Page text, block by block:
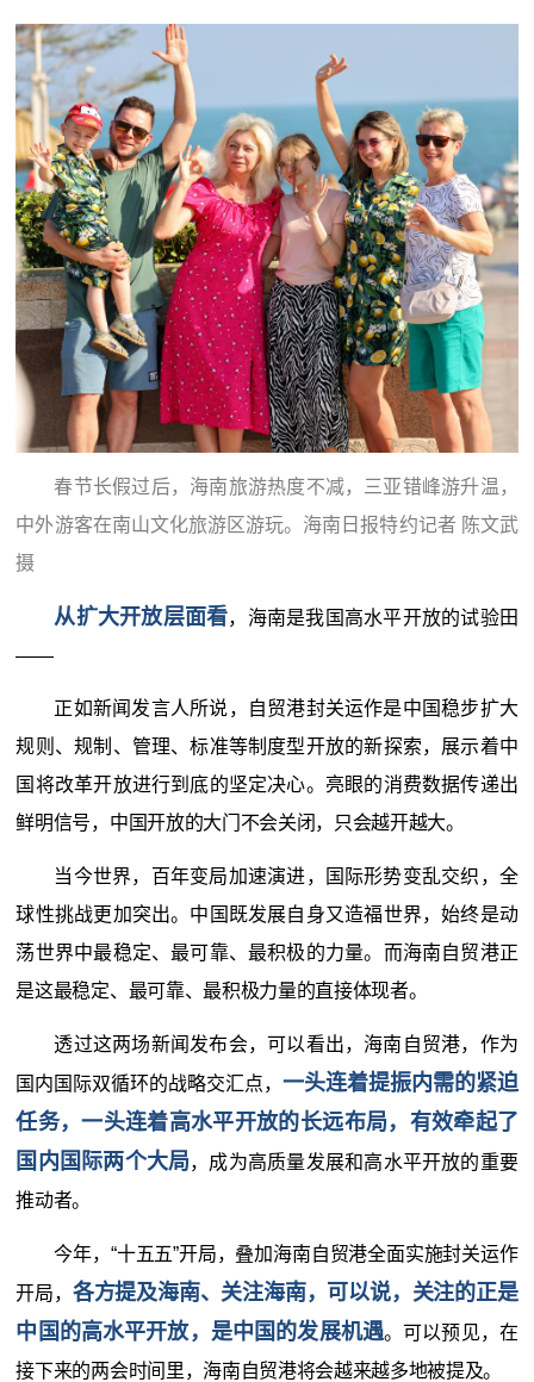
春节长假过后，海南旅游热度不减，三亚错峰游升温，
中外游客在南山文化旅游区游玩。海南日报特约记者 陈文武
摄
从扩大开放层面看，海南是我国高水平开放的试验田
——
正如新闻发言人所说，自贸港封关运作是中国稳步扩大
规则、规制、管理、标准等制度型开放的新探索，展示着中
国将改革开放进行到底的坚定决心。亮眼的消费数据传递出
鲜明信号，中国开放的大门不会关闭，只会越开越大。
当今世界，百年变局加速演进，国际形势变乱交织，全
球性挑战更加突出。中国既发展自身又造福世界，始终是动
荡世界中最稳定、最可靠、最积极的力量。而海南自贸港正
是这最稳定、最可靠、最积极力量的直接体现者。
透过这两场新闻发布会，可以看出，海南自贸港，作为
国内国际双循环的战略交汇点，一头连着提振内需的紧迫
任务，一头连着高水平开放的长远布局，有效牵起了
国内国际两个大局，成为高质量发展和高水平开放的重要
推动者。
今年，“十五五”开局，叠加海南自贸港全面实施封关运作
开局， 各方提及海南、关注海南，可以说，关注的正是
中国的高水平开放，是中国的发展机遇。可以预见，在
接下来的两会时间里，海南自贸港将会越来越多地被提及。